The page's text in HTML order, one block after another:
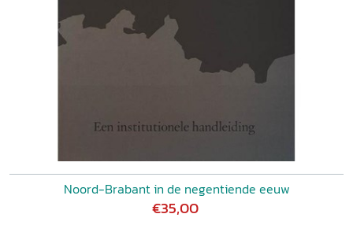
Noord-Brabant in de negentiende eeuw
€35,00